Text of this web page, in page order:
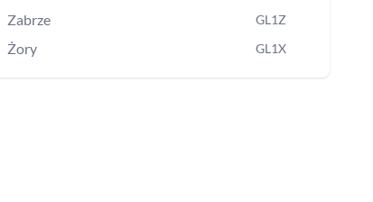
Zabrze GL1Z
Żory GL1X